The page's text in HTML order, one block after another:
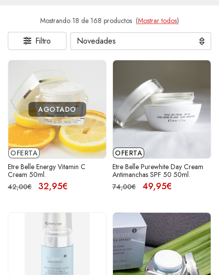
Mostrando 18 de 168 productos (Mostrar todos)
Filtro
OFERTA
AGOTADO
Etre Belle Energy Vitamin C
Cream 50ml.
42,00€
32,95€
OFERTA
Etre Belle Purewhite Day Cream
Antimanchas SPF 50 50ml.
74,00€
49,95€